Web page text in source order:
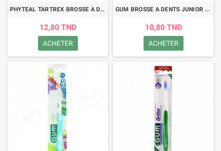
PHYTEAL TARTREX BROSSE A DENTS ULTRA-SOUPLE
12,80 TND
ACHETER
GUM BROSSE A DENTS JUNIOR 6-9 ANS (902)
10,80 TND
ACHETER